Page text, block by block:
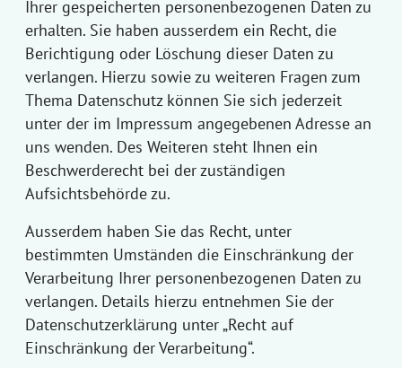
Ihrer gespeicherten personenbezogenen Daten zu
erhalten. Sie haben ausserdem ein Recht, die
Berichtigung oder Löschung dieser Daten zu
verlangen. Hierzu sowie zu weiteren Fragen zum
Thema Datenschutz können Sie sich jederzeit
unter der im Impressum angegebenen Adresse an
uns wenden. Des Weiteren steht Ihnen ein
Beschwerderecht bei der zuständigen
Aufsichtsbehörde zu.
Ausserdem haben Sie das Recht, unter
bestimmten Umständen die Einschränkung der
Verarbeitung Ihrer personenbezogenen Daten zu
verlangen. Details hierzu entnehmen Sie der
Datenschutzerklärung unter „Recht auf
Einschränkung der Verarbeitung“.